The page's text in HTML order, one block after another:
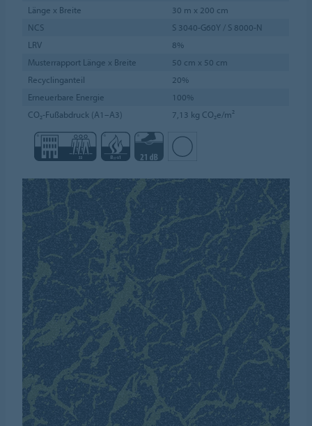
Länge x Breite
30 m x 200 cm
NCS
S 3040-G60Y / S 8000-N
LRV
8%
Musterrapport Länge x Breite
50 cm x 50 cm
Recyclinganteil
20%
Erneuerbare Energie
100%
CO₂-Fußabdruck (A1–A3)
7,13 kg CO₂e/m²